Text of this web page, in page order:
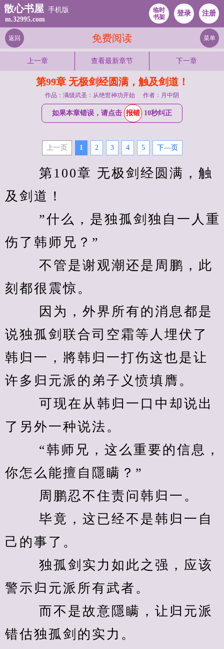
散心书屋 手机版
m.32995.com
临时
书架
登录 注册
免费阅读
返回 菜单
上一章 查看最新章节 下一章
第99章 无极剑经圆满，触及剑道！
作品：满级武圣：从绝世神功开始 作者：月中阴
如果本章错误，请点击 报错 10秒纠正
上一页 1 2 3 4 5 下—页
第100章 无极剑经圆满，触
及剑道！
”什么，是独孤剑独自一人重
伤了韩师兄？”
不管是谢观潮还是周鹏，此
刻都很震惊。
因为，外界所有的消息都是
说独孤剑联合司空霜等人埋伏了
韩归一，將韩归一打伤这也是让
许多归元派的弟子义愤填膺。
可现在从韩归一口中却说出
了另外一种说法。
“韩师兄，这么重要的信息，
你怎么能擅自隱瞒？”
周鹏忍不住责问韩归一。
毕竟，这已经不是韩归一自
己的事了。
独孤剑实力如此之强，应该
警示归元派所有武者。
而不是故意隱瞒，让归元派
错估独孤剑的实力。